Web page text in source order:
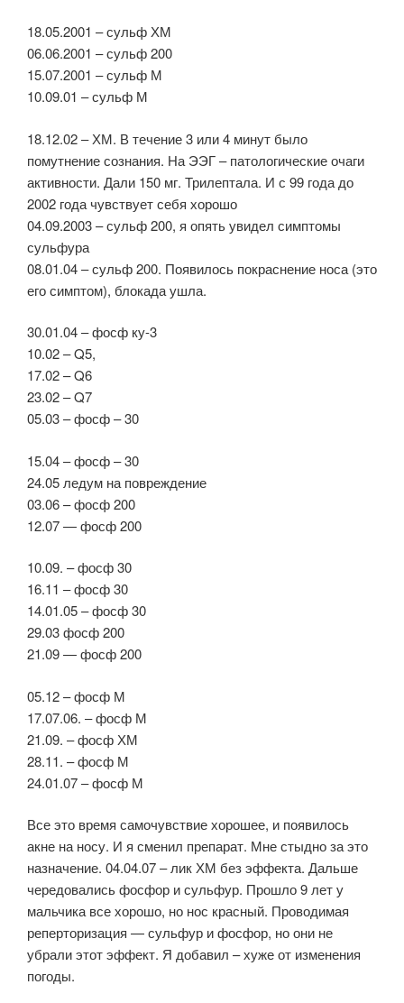
18.05.2001 – сульф ХМ
06.06.2001 – сульф 200
15.07.2001 – сульф М
10.09.01 – сульф М
18.12.02 – ХМ. В течение 3 или 4 минут было
помутнение сознания. На ЭЭГ – патологические очаги
активности. Дали 150 мг. Трилептала. И с 99 года до
2002 года чувствует себя хорошо
04.09.2003 – сульф 200, я опять увидел симптомы
сульфура
08.01.04 – сульф 200. Появилось покраснение носа (это
его симптом), блокада ушла.
30.01.04 – фосф ку-3
10.02 – Q5,
17.02 – Q6
23.02 – Q7
05.03 – фосф – 30
15.04 – фосф – 30
24.05 ледум на повреждение
03.06 – фосф 200
12.07 — фосф 200
10.09. – фосф 30
16.11 – фосф 30
14.01.05 – фосф 30
29.03 фосф 200
21.09 — фосф 200
05.12 – фосф М
17.07.06. – фосф М
21.09. – фосф ХМ
28.11. – фосф М
24.01.07 – фосф М
Все это время самочувствие хорошее, и появилось
акне на носу. И я сменил препарат. Мне стыдно за это
назначение. 04.04.07 – лик ХМ без эффекта. Дальше
чередовались фосфор и сульфур. Прошло 9 лет у
мальчика все хорошо, но нос красный. Проводимая
реперторизация — сульфур и фосфор, но они не
убрали этот эффект. Я добавил – хуже от изменения
погоды.